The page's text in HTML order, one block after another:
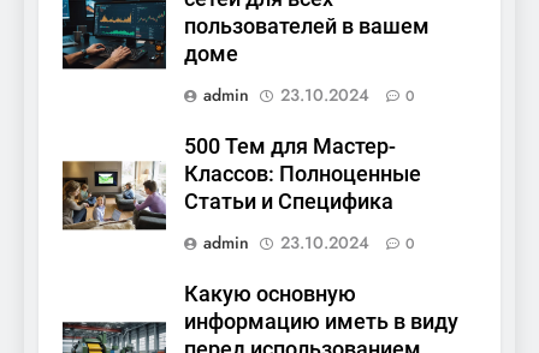
пользователей в вашем
доме
admin
23.10.2024 0
500 Тем для Мастер-
Классов: Полноценные
Статьи и Специфика
admin
23.10.2024 0
Какую основную
информацию иметь в виду